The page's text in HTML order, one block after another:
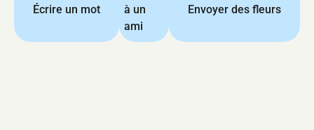
Écrire un mot
à un
ami
Envoyer des fleurs